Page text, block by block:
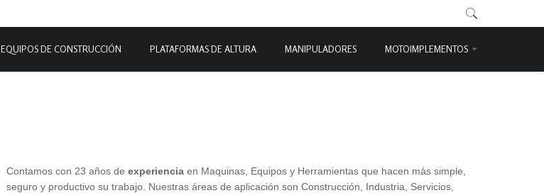
EQUIPOS DE CONSTRUCCIÓN PLATAFORMAS DE ALTURA MANIPULADORES MOTOIMPLEMENTOS
Contamos con 23 años de experiencia en Maquinas, Equipos y Herramientas que hacen más simple,
seguro y productivo su trabajo. Nuestras áreas de aplicación son Construcción, Industria, Servicios,